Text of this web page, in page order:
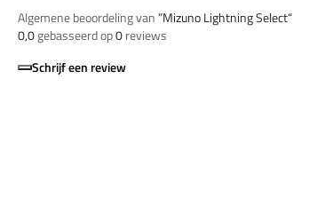
Algemene beoordeling van”Mizuno Lightning Select“
0,0gebasseerd op0reviews
Schrijf een review